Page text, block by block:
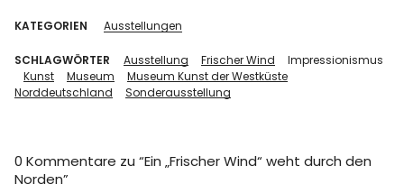
KATEGORIEN Ausstellungen
SCHLAGWÖRTER Ausstellung Frischer Wind
Impressionismus
Kunst
Museum
Museum Kunst der Westküste
Norddeutschland
Sonderausstellung
0 Kommentare zu “Ein „Frischer Wind“ weht durch den
Norden”